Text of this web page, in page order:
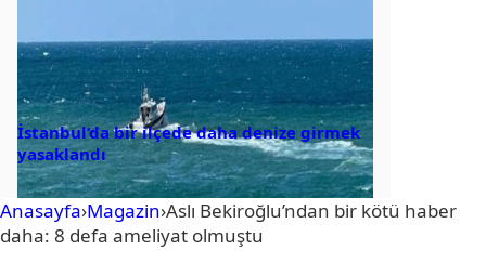
İstanbul’da bir ilçede daha denize girmek
yasaklandı
Anasayfa›Magazin›Aslı Bekiroğlu’ndan bir kötü haber
daha: 8 defa ameliyat olmuştu